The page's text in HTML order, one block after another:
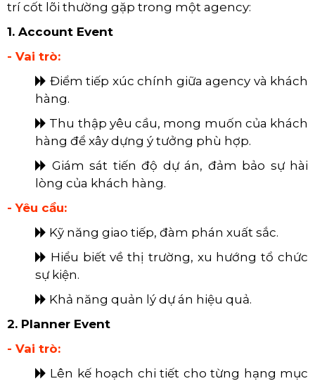
trí cốt lõi thường gặp trong một agency:
1. Account Event
- Vai trò:
Điểm tiếp xúc chính giữa agency và khách
hàng.
Thu thập yêu cầu, mong muốn của khách
hàng để xây dựng ý tưởng phù hợp.
Giám sát tiến độ dự án, đảm bảo sự hài
lòng của khách hàng.
- Yêu cầu:
Kỹ năng giao tiếp, đàm phán xuất sắc.
Hiểu biết về thị trường, xu hướng tổ chức
sự kiện.
Khả năng quản lý dự án hiệu quả.
2. Planner Event
- Vai trò:
Lên kế hoạch chi tiết cho từng hạng mục